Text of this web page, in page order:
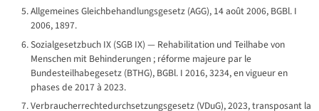
Allgemeines Gleichbehandlungsgesetz (AGG), 14 août 2006, BGBl. I
2006, 1897.
Sozialgesetzbuch IX (SGB IX) — Rehabilitation und Teilhabe von
Menschen mit Behinderungen ; réforme majeure par le
Bundesteilhabegesetz (BTHG), BGBl. I 2016, 3234, en vigueur en
phases de 2017 à 2023.
Verbraucherrechtedurchsetzungsgesetz (VDuG), 2023, transposant la